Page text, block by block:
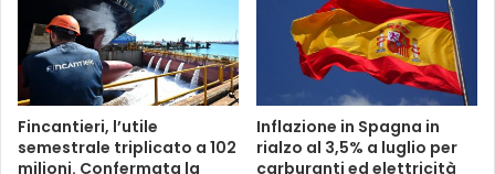
Fincantieri, l’utile
semestrale triplicato a 102
milioni. Confermata la
Inflazione in Spagna in
rialzo al 3,5% a luglio per
carburanti ed elettricità